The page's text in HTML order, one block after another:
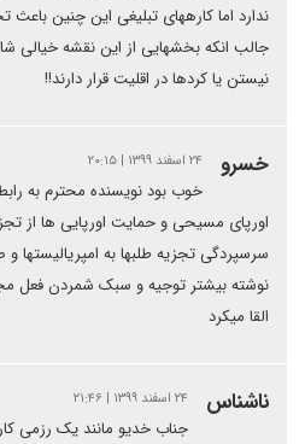
ندارد اما کارههای تبلیغی این چنین
جالب انکه بخشهایی از این نقشه خیالی
نیستن یا کردها در اقلیت قرار دارند!!
خسرو ۲۴ اسفند ۱۳۹۹ | ۲۰:۱۵
خوب بود نویسنده محترم به
اورپای مسیحی و حمایت اورپایی ها از
سرسپردگی تجزیه طلبها به امپریالیستها
نوشته بیشتر توجیه و سبک شمردن فعل
القا میکرد
ناشناس ۲۴ اسفند ۱۳۹۹ | ۲۱:۴۶
جناب خدیو مانند یک رزمی